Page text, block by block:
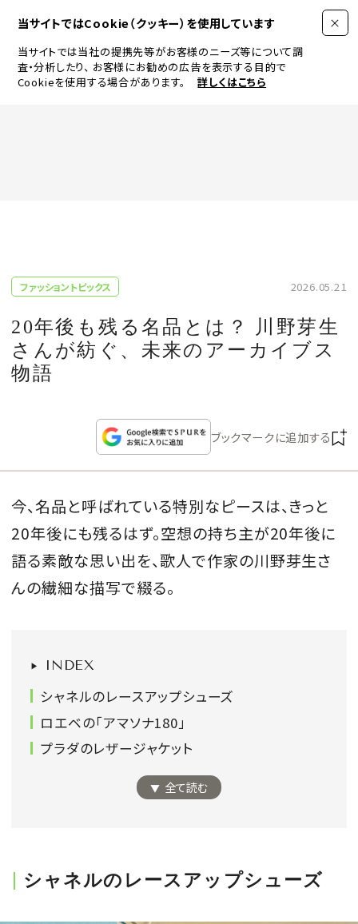
当サイトではCookie（クッキー）を使用しています
当サイトでは当社の提携先等がお客様のニーズ等について調
査・分析したり、 お客様にお勧めの広告を表示する目的で
Cookieを使用する場合があります。
詳しくはこちら
JEWELRY & WATCH
LIFESTYLE
CULTURE
CELEBRITY
WEDDING
FORTUNE
会員登録
Log in or Sign up
ファッショントピックス 2026.05.21
20年後も残る名品とは？ 川野芽生
さんが紡ぐ、未来のアーカイブス
物語
ブックマークに追加する
今、名品と呼ばれている特別なピースは、きっと
20年後にも残るはず。空想の持ち主が20年後に
語る素敵な思い出を、歌人で作家の川野芽生さ
んの繊細な描写で綴る。
INDEX
シャネルのレースアップシューズ
ロエベの「アマソナ180」
プラダのレザージャケット
全て読む
シャネルのレースアップシューズ